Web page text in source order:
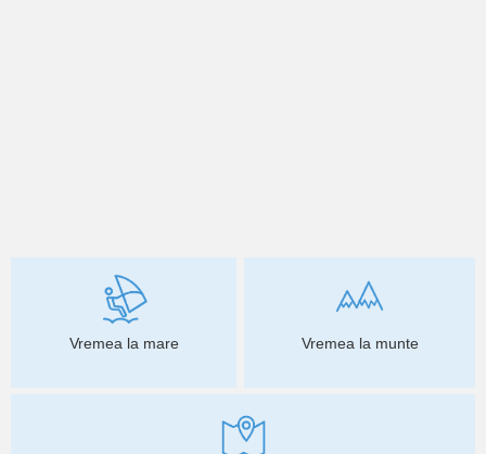
Vremea la mare Vremea la munte